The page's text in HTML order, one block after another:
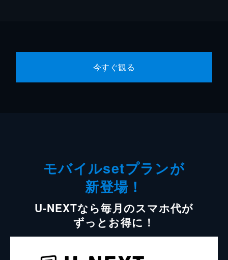
今すぐ観る
モバイルsetプランが
新登場！
U-NEXTなら毎月のスマホ代が
ずっとお得に！